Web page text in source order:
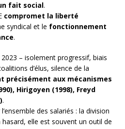
fait social.
compromet la liberté
syndical et le fonctionnement
.
– isolement progressif, biais
d’élus, silence de la
précisément aux mécanismes
Hirigoyen (1998), Freyd
.
des salariés : la division
elle est souvent un outil de